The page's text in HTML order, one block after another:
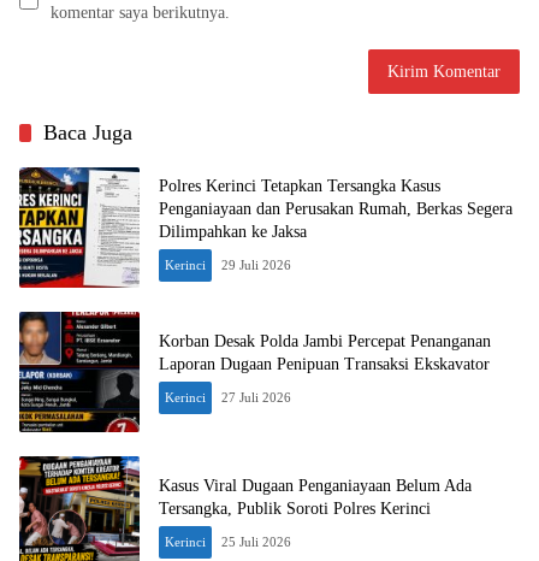
komentar saya berikutnya.
Baca Juga
Polres Kerinci Tetapkan Tersangka Kasus
Penganiayaan dan Perusakan Rumah, Berkas Segera
Dilimpahkan ke Jaksa
Kerinci 29 Juli 2026
Korban Desak Polda Jambi Percepat Penanganan
Laporan Dugaan Penipuan Transaksi Ekskavator
Kerinci 27 Juli 2026
Kasus Viral Dugaan Penganiayaan Belum Ada
Tersangka, Publik Soroti Polres Kerinci
Kerinci 25 Juli 2026